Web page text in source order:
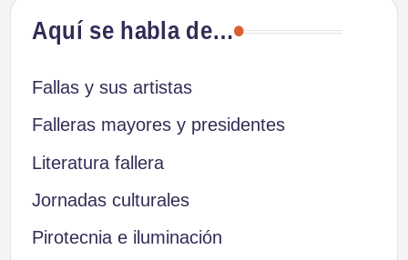
Aquí se habla de…
Fallas y sus artistas
Falleras mayores y presidentes
Literatura fallera
Jornadas culturales
Pirotecnia e iluminación